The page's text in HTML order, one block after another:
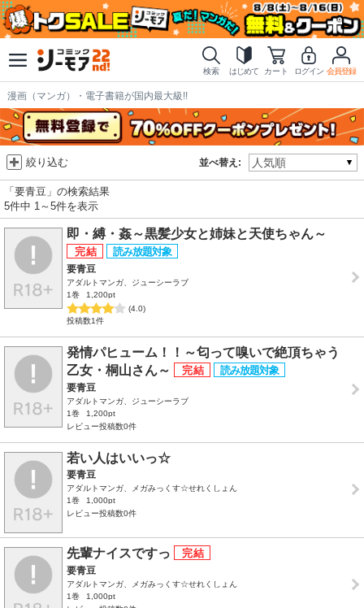
検索 はじめて カート ログイン 会員登録
漫画（マンガ）・電子書籍が国内最大級!!
並べ替え:
絞り込む
「要青豆」の検索結果
5件中 1～5件を表示
即・縛・姦～黒髪少女と姉妹と天使ちゃん～
要青豆
アダルトマンガ、ジューシーラブ
1巻
1,200pt
(4.0)
投稿数1件
発情パヒューム！！～匂って嗅いで絶頂ちゃう
乙女・桐山さん～
要青豆
アダルトマンガ、ジューシーラブ
1巻
1,200pt
レビュー投稿数0件
若い人はいいっ☆
要青豆
アダルトマンガ、メガみっくす☆せれくしょん
1巻
1,000pt
レビュー投稿数0件
先輩ナイスですっ
要青豆
アダルトマンガ、メガみっくす☆せれくしょん
1巻
1,000pt